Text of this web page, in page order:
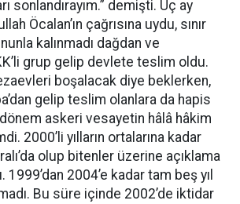
sonlandırayım.” demişti. Üç ay
Öcalan’ın çağrısına uydu, sınır
kalınmadı dağdan ve
grup gelip devlete teslim oldu.
boşalacak diye beklerken,
gelip teslim olanlara da hapis
askeri vesayetin hâlâ hâkim
2000’li yılların ortalarına kadar
olup bitenler üzerine açıklama
1999’dan 2004’e kadar tam beş yıl
Bu süre içinde 2002’de iktidar